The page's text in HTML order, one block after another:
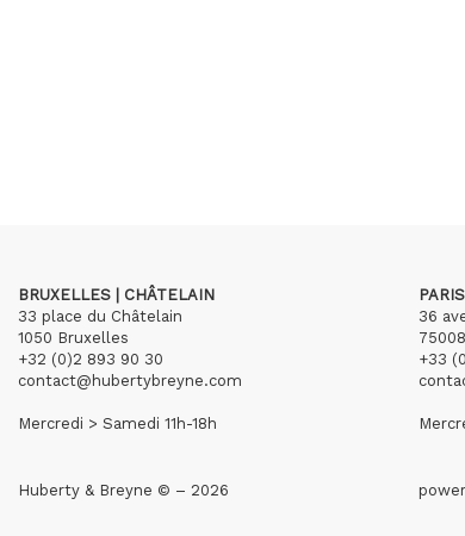
BRUXELLES | CHÂTELAIN
33 place du Châtelain
1050 Bruxelles
+32 (0)2 893 90 30
contact@hubertybreyne.com
Mercredi > Samedi 11h-18h
36
+33
Huberty & Breyne © – 2026